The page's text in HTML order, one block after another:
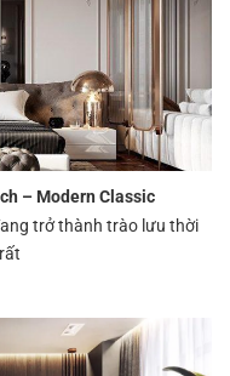
– Modern Classic
trở thành trào lưu thời